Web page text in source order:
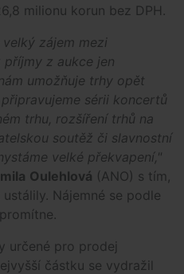
milionu korun bez DPH.
velký zájem mezi
z aukce jen
umožňuje trhy opět
sérii koncertů
trhu, rozšíření trhů na
soutěž či slavnostní
velké překvapení,"
Oulehlová (ANO) s tím,
Nájemné se podle
určené pro prodej
částku se vydražil